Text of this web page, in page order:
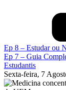
Ep 8 – Estudar ou
Ep 7 – Guia
Estudantis
Sexta-feira, 7